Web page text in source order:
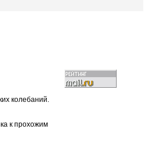
колебаний.
к прохожим